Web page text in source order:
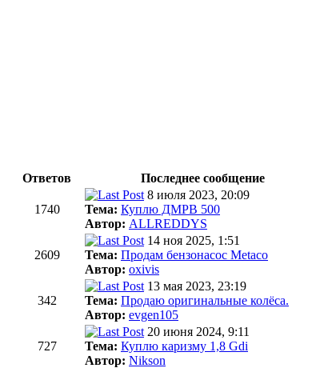
Ответов
Последнее сообщение
1740
8 июля 2023, 20:09
Тема: Куплю ДМРВ 500
Автор: ALLREDDYS
2609
14 ноя 2025, 1:51
Тема: Продам бензонасос Metaco
Автор: oxivis
342
13 мая 2023, 23:19
Тема: Продаю оригинальные колёса.
Автор: evgen105
727
20 июня 2024, 9:11
Тема: Куплю каризму 1,8 Gdi
Автор: Nikson